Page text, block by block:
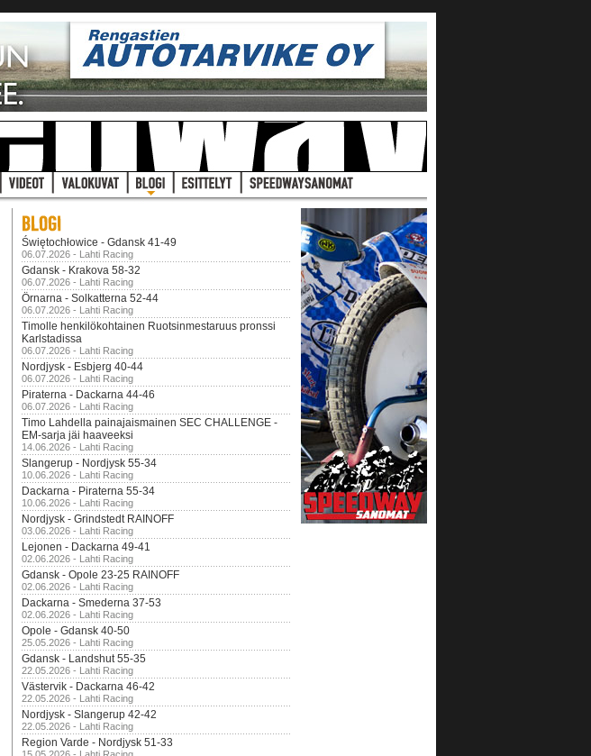
Świętochłowice - Gdansk 41-49
06.07.2026 - Lahti Racing
Gdansk - Krakova 58-32
06.07.2026 - Lahti Racing
Örnarna - Solkatterna 52-44
06.07.2026 - Lahti Racing
Timolle henkilökohtainen Ruotsinmestaruus pronssi
Karlstadissa
06.07.2026 - Lahti Racing
Nordjysk - Esbjerg 40-44
06.07.2026 - Lahti Racing
Piraterna - Dackarna 44-46
06.07.2026 - Lahti Racing
Timo Lahdella painajaismainen SEC CHALLENGE -
EM-sarja jäi haaveeksi
14.06.2026 - Lahti Racing
Slangerup - Nordjysk 55-34
10.06.2026 - Lahti Racing
Dackarna - Piraterna 55-34
10.06.2026 - Lahti Racing
Nordjysk - Grindstedt RAINOFF
03.06.2026 - Lahti Racing
Lejonen - Dackarna 49-41
02.06.2026 - Lahti Racing
Gdansk - Opole 23-25 RAINOFF
02.06.2026 - Lahti Racing
Dackarna - Smederna 37-53
02.06.2026 - Lahti Racing
Opole - Gdansk 40-50
25.05.2026 - Lahti Racing
Gdansk - Landshut 55-35
22.05.2026 - Lahti Racing
Västervik - Dackarna 46-42
22.05.2026 - Lahti Racing
Nordjysk - Slangerup 42-42
22.05.2026 - Lahti Racing
Region Varde - Nordjysk 51-33